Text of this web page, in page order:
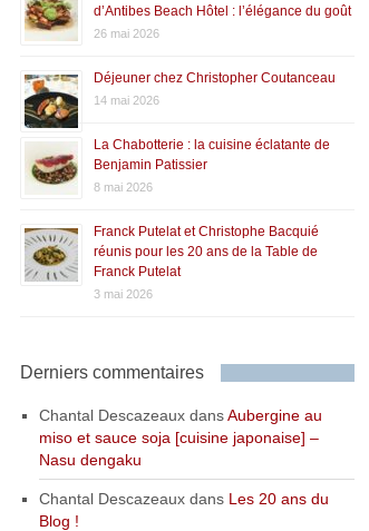
d’Antibes Beach Hôtel : l’élégance du goût
26 mai 2026
Déjeuner chez Christopher Coutanceau
14 mai 2026
La Chabotterie : la cuisine éclatante de
Benjamin Patissier
8 mai 2026
Franck Putelat et Christophe Bacquié
réunis pour les 20 ans de la Table de
Franck Putelat
3 mai 2026
Derniers commentaires
Chantal DescazeauxdansAubergine au
miso et sauce soja [cuisine japonaise] –
Nasu dengaku
Chantal Descazeauxdans Les 20 ans du
Blog !